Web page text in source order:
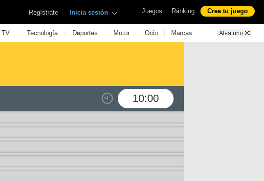
Juegos | Ránking Crea tu juego
Regístrate | Inicia sesión
TV | Tecnología | Deportes | Motor | Ocio | Marcas
10:00